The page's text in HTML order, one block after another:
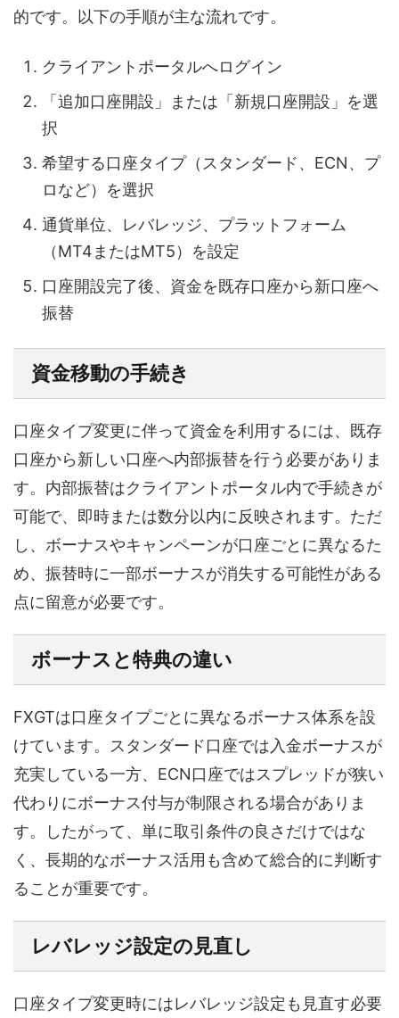
的です。以下の手順が主な流れです。
クライアントポータルへログイン
「追加口座開設」または「新規口座開設」を選
択
希望する口座タイプ（スタンダード、ECN、プ
ロなど）を選択
通貨単位、レバレッジ、プラットフォーム
（MT4またはMT5）を設定
口座開設完了後、資金を既存口座から新口座へ
振替
資金移動の手続き
口座タイプ変更に伴って資金を利用するには、既存
口座から新しい口座へ内部振替を行う必要がありま
す。内部振替はクライアントポータル内で手続きが
可能で、即時または数分以内に反映されます。ただ
し、ボーナスやキャンペーンが口座ごとに異なるた
め、振替時に一部ボーナスが消失する可能性がある
点に留意が必要です。
ボーナスと特典の違い
FXGTは口座タイプごとに異なるボーナス体系を設
けています。スタンダード口座では入金ボーナスが
充実している一方、ECN口座ではスプレッドが狭い
代わりにボーナス付与が制限される場合がありま
す。したがって、単に取引条件の良さだけではな
く、長期的なボーナス活用も含めて総合的に判断す
ることが重要です。
レバレッジ設定の見直し
口座タイプ変更時にはレバレッジ設定も見直す必要